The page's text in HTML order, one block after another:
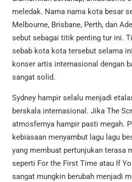
meledak. Nama nama kota besar
Melbourne, Brisbane, Perth, dan
sebut sebagai titik penting tur ini.
sebab kota kota tersebut selama
konser artis internasional dengan
sangat solid.
Sydney hampir selalu menjadi
berskala internasional. Jika The
atmosfernya hampir pasti megah.
kebiasaan menyambut lagu lagu
yang membuat pertunjukan terasa
seperti For the First Time atau If
sangat mungkin berubah menjadi